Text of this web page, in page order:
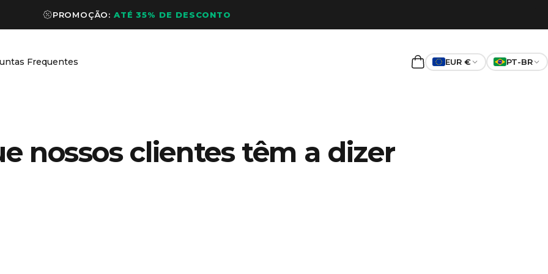
PROMOÇÃO: ATÉ 35% DE DESCONTO
Frequentes CarrinhoEUR € PT-BR
nossos clientes têm a dizer